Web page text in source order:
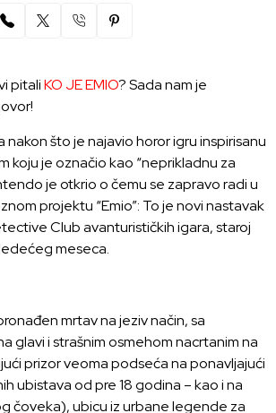
pitaliKO JE EMIO? Sada nam je
nakon što je najavio horor igru inspirisanu
koju je označio kao “neprikladnu za
je otkrio o čemu se zapravo radi u
projektu “Emio”: To je novi nastavak
Club avanturističkih igara, staroj
meseca.
mrtav na jeziv način, sa
glavi i strašnim osmehom nacrtanim na
prizor veoma podseća na ponavljajući
ubistava od pre 18 godina – kao i na
čoveka), ubicu iz urbane legende za